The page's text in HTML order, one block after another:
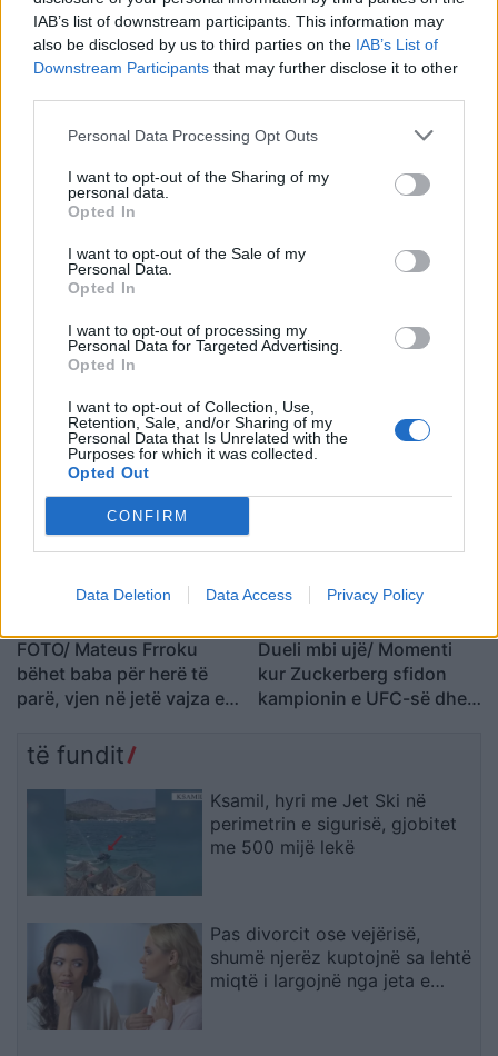
IAB’s list of downstream participants. This information may
also be disclosed by us to third parties on the IAB’s List of
Downstream Participants that may further disclose it to other
Personal Data Processing Opt Outs
I want to opt-out of the Sharing of my
personal data.
Opted In
I want to opt-out of the Sale of my
Personal Data.
Opted In
I want to opt-out of processing my
Personal Data for Targeted Advertising.
Opted In
I want to opt-out of Collection, Use,
Retention, Sale, and/or Sharing of my
Personal Data that Is Unrelated with the
Purposes for which it was collected.
Opted Out
CONFIRM
Data Deletion Data Access Privacy Policy
Momenti surprizë i Drake:
për streameren gotike
gjatë një spektakli virtual
Ishte duke shijuar
Kim Kardashianit i ndodh
Samuel Bensetrit i japin
fund martesës pas tetë
vitesh
deklaratën për Dua Lipan
dhe Rita Orën: “Do ishin
nëse…”
FOTO/ Mateus Frroku
bëhet baba për herë të
parë, vjen në jetë vajza e
Dueli mbi ujë/ Momenti
kur Zuckerberg sfidon
kampionin e UFC-së dhe
të fundit
Ksamil, hyri me Jet Ski në
perimetrin e sigurisë, gjobitet
me 500 mijë lekë
Pas divorcit ose vejërisë,
shumë njerëz kuptojnë sa lehtë
miqtë i largojnë nga jeta e